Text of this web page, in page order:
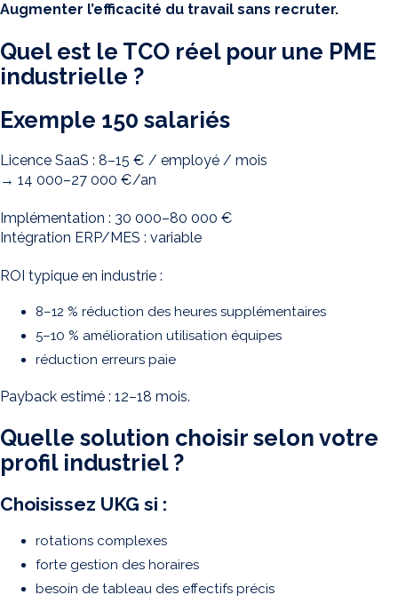
Augmenter l’efficacité du travail sans recruter.
Quel est le TCO réel pour une PME
industrielle ?
Exemple 150 salariés
Licence SaaS : 8–15 € / employé / mois
→ 14 000–27 000 €/an
Implémentation : 30 000–80 000 €
Intégration ERP/MES : variable
ROI typique en industrie :
8–12 % réduction des heures supplémentaires
5–10 % amélioration utilisation équipes
réduction erreurs paie
Payback estimé : 12–18 mois.
Quelle solution choisir selon votre
profil industriel ?
Choisissez UKG si :
rotations complexes
forte gestion des horaires
besoin de tableau des effectifs précis